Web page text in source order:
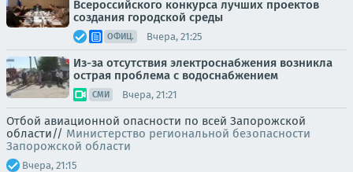
Всероссийского конкурса лучших проектов
создания городской среды
ОФИЦ. Вчера, 21:25
Из-за отсутствия электроснабжения возникла
острая проблема с водоснабжением
СМИ Вчера, 21:21
Отбой авиационной опасности по всей Запорожской
области// Министерство региональной безопасности
Запорожской области
Вчера, 21:15